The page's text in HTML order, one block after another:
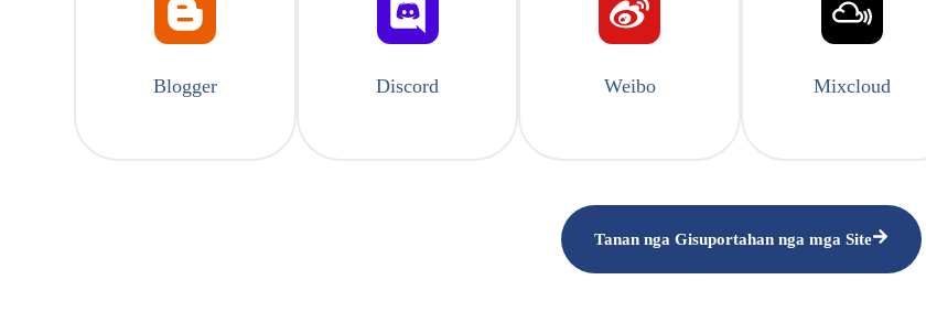
Blogger Discord Weibo Mixcloud
Tanan nga Gisuportahan nga mga Site